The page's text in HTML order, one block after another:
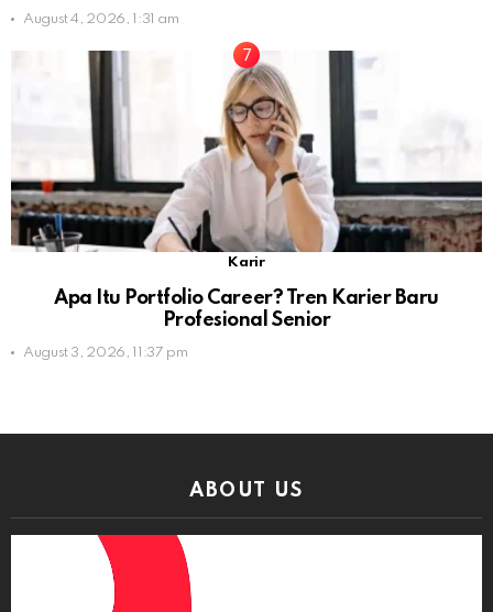
August 4, 2026, 1:31 am
Karir
Apa Itu Portfolio Career? Tren Karier Baru
Profesional Senior
August 3, 2026, 11:37 pm
ABOUT US